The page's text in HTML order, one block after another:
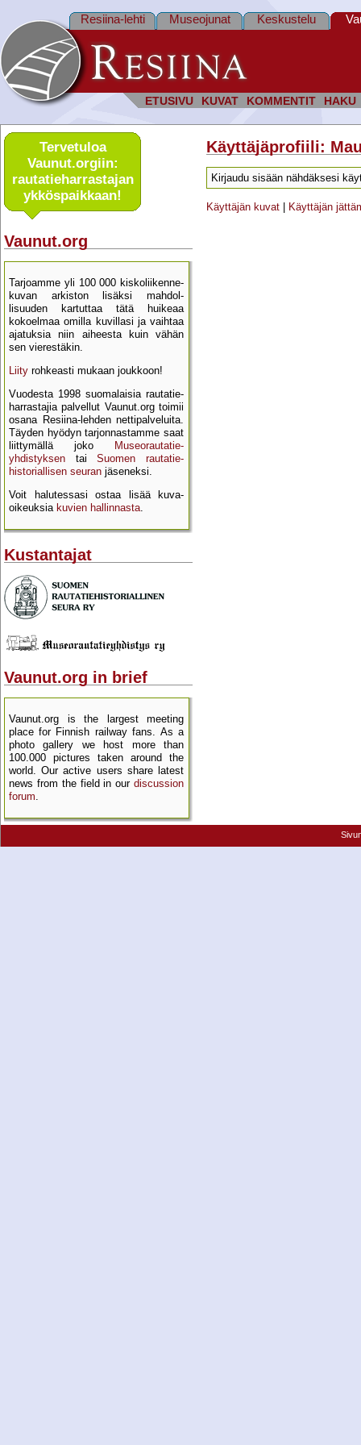
ETUSIVU KUVAT KOMMENTIT HAKU
Resiina-lehti Museojunat Keskustelu
Tervetuloa
Vaunut.orgiin:
rautatie­harrastajan
ykkös­paikkaan!
Vaunut.org
Tarjoamme yli 100 000 kisko­liikenne­
kuvan arkiston lisäksi mahdol­
lisuuden kartu­ttaa tätä huikeaa
kokoelmaa omilla kuvillasi ja vaihtaa
ajatuksia niin aiheesta kuin vähän
sen vierestäkin.
Liity rohkeasti mukaan joukkoon!
Vuodesta 1998 suomalaisia rautatie­
harrastajia palvellut Vaunut.org toimii
osana Resiina-lehden netti­palveluita.
Täyden hyödyn tarjon­nastamme saat
liittymällä joko
Museo­rautatie­
yhdistyksen tai Suomen rautatie­
historial­lisen seuran jäseneksi.
Voit halutessasi ostaa lisää kuva­
oikeuksia kuvien hallinnasta.
Kustantajat
Vaunut.org in brief
Vaunut.org is the largest meeting
place for Finnish railway fans. As a
photo gallery we host more than
100.000 pictures taken around the
world. Our active users share latest
news from the field in our discussion
forum
Käyttäjäprofiili:
Kirjaudu sisään nähdäksesi
Käyttäjän kuvat Käyttäjän